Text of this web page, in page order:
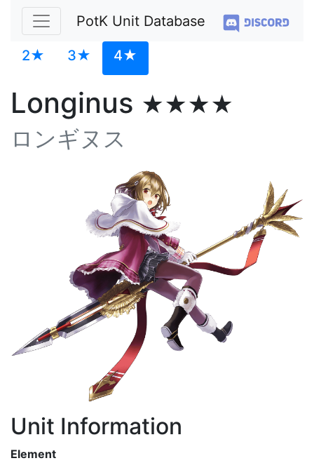
PotK Unit Database
2★ 3★ 4★
Longinus ★★★★
ロンギヌス
Unit Information
Element